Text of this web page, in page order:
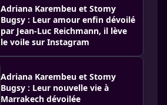
Adriana Karembeu et Stomy
Bugsy : Leur amour enfin dévoilé
par Jean-Luc Reichmann, il lève
le voile sur Instagram
Adriana Karembeu et Stomy
Bugsy : Leur nouvelle vie à
Marrakech dévoilée